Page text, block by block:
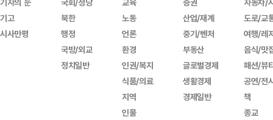
기고
시사만평
북한
행정
국방/외교
정치일반
노동
언론
환경
인권/복지
식품/의료
지역
인물
산업/재계
중기/벤처
부동산
글로벌경제
생활경제
경제일반
도로/교
여행/레
음식/맛
패션/뷰
공연/전
책
종교